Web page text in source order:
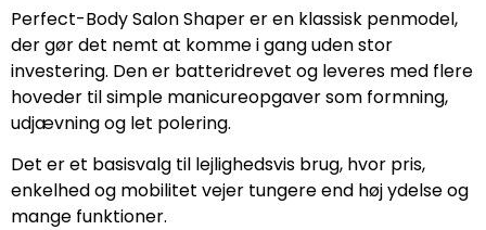
Perfect-Body Salon Shaper er en klassisk penmodel,
der gør det nemt at komme i gang uden stor
investering. Den er batteridrevet og leveres med flere
hoveder til simple manicureopgaver som formning,
udjævning og let polering.
Det er et basisvalg til lejlighedsvis brug, hvor pris,
enkelhed og mobilitet vejer tungere end høj ydelse og
mange funktioner.